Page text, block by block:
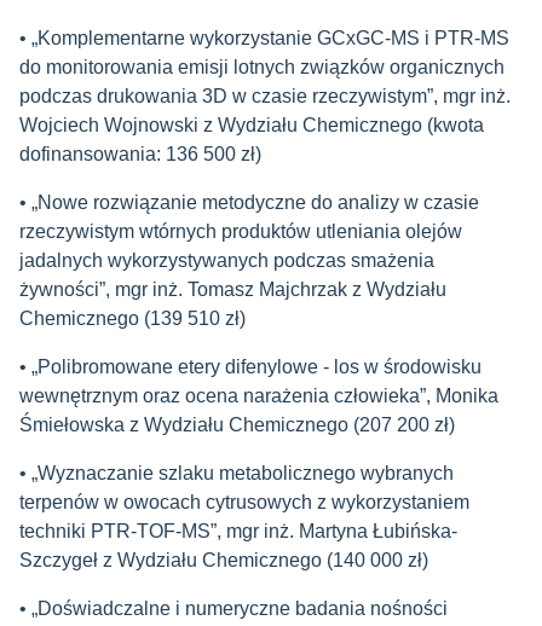
• „Komplementarne wykorzystanie GCxGC-MS i PTR-MS
do monitorowania emisji lotnych związków organicznych
podczas drukowania 3D w czasie rzeczywistym”, mgr inż.
Wojciech Wojnowski z Wydziału Chemicznego (kwota
dofinansowania: 136 500 zł)
• „Nowe rozwiązanie metodyczne do analizy w czasie
rzeczywistym wtórnych produktów utleniania olejów
jadalnych wykorzystywanych podczas smażenia
żywności”, mgr inż. Tomasz Majchrzak z Wydziału
Chemicznego (139 510 zł)
• „Polibromowane etery difenylowe - los w środowisku
wewnętrznym oraz ocena narażenia człowieka”, Monika
Śmiełowska z Wydziału Chemicznego (207 200 zł)
• „Wyznaczanie szlaku metabolicznego wybranych
terpenów w owocach cytrusowych z wykorzystaniem
techniki PTR-TOF-MS”, mgr inż. Martyna Łubińska-
Szczygeł z Wydziału Chemicznego (140 000 zł)
• „Doświadczalne i numeryczne badania nośności